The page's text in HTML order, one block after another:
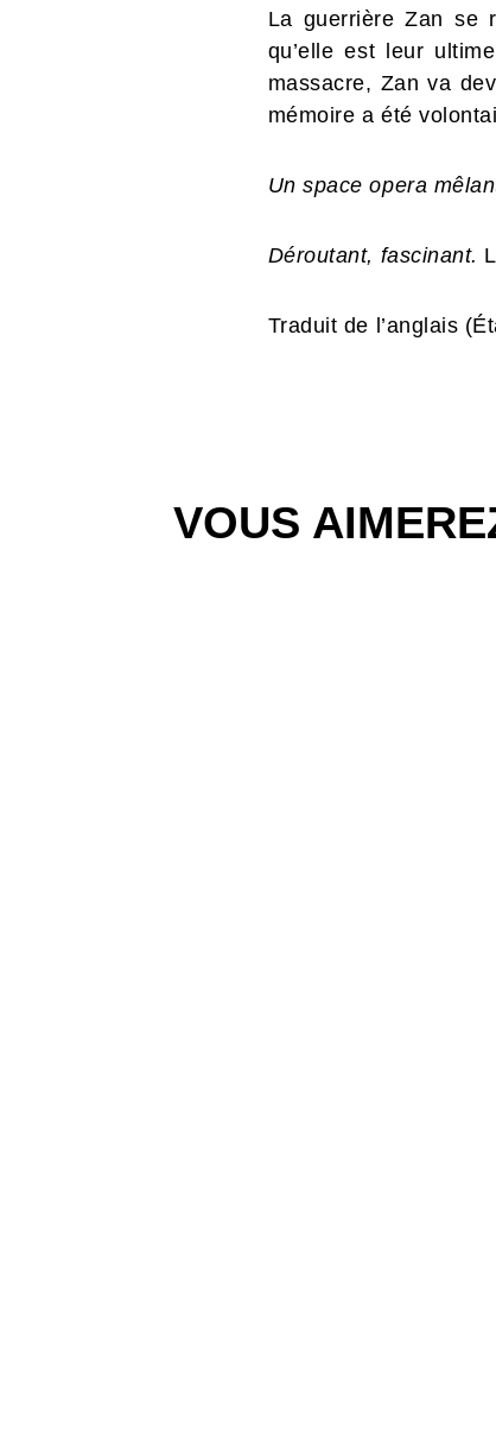
La guerrière Zan se
qu’elle est leur
massacre, Zan va
mémoire a été
Un space opera
Déroutant, fascinant.
Traduit de l’anglais
VOUS